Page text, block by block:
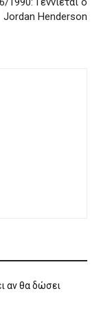
Jordan Henderson
αν θα δώσει